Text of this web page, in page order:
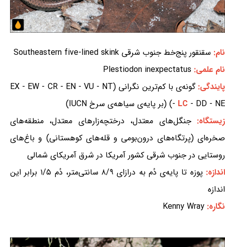
نام: سقنقور پنج‌خط جنوب شرقی Southeastern five-lined skink
نام علمی: Plestiodon inexpectatus
پایندگی:
گونه‌ی با کم‌ترین نگرانی (EX - EW - CR - EN - VU - NT
- LC - DD - NE) (بر پایه‌ی سیاهه‌ی سرخ IUCN)
زیستگاه:جنگل‌های معتدل، درختچه‌زارهای معتدل، منطقه‌های
صخره‌ای (پرتگاه‌های درون‌بومی و قله‌های کوهستانی) و باغ‌های
روستایی در جنوب شرقی کشور آمریکا در شرق آمریکای شمالی
اندازه:
پوزه تا پایه‌ی دُم به درازای ۸/۹ سانتی‌متر، دُم ۱/۵ برابر این
اندازه
نگاره: Kenny Wray